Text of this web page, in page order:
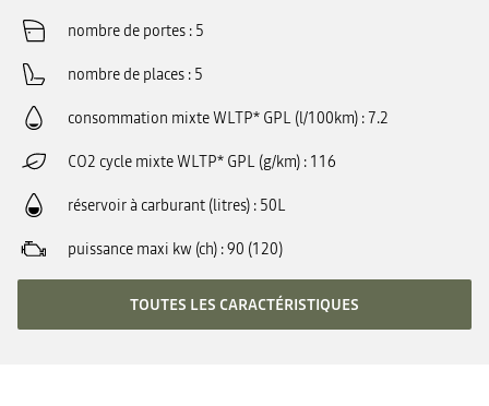
nombre de portes 5
nombre de places 5
consommation mixte WLTP* GPL (l/100km) 7.2
CO2 cycle mixte WLTP* GPL (g/km) 116
réservoir à carburant (litres) 50L
puissance maxi kw (ch) 90 (120)
TOUTES LES CARACTÉRISTIQUES